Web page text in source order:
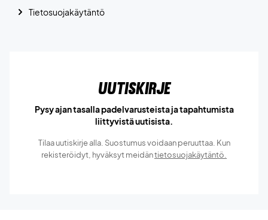
Tietosuojakäytäntö
Uutiskirje
Pysy ajan tasalla padelvarusteista ja tapahtumista
liittyvistä uutisista.
Tilaa uutiskirje alla. Suostumus voidaan peruuttaa. Kun
rekisteröidyt, hyväksyt meidäntietosuojakäytäntö.